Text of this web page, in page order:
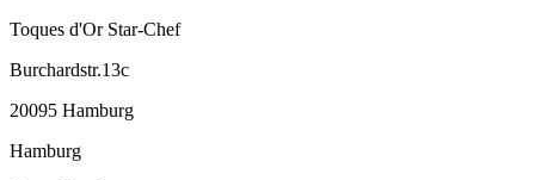
Toques d'Or Star-Chef
Burchardstr.13c
20095 Hamburg
Hamburg